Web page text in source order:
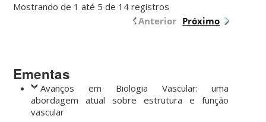
Mostrando de 1 até 5 de 14 registros
Anterior Próximo
Ementas
Avanços em Biologia Vascular: uma
abordagem atual sobre estrutura e função
vascular